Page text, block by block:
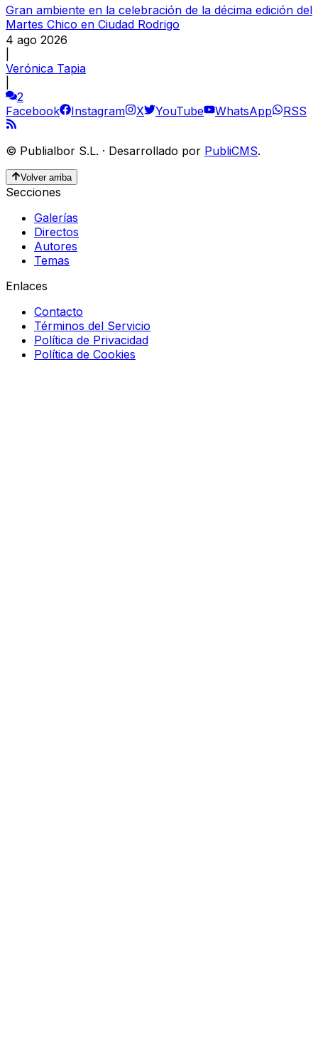
Gran ambiente en la celebración de la décima edición del
Martes Chico en Ciudad Rodrigo
4 ago 2026
Verónica Tapia
2
Facebook
Instagram X YouTube WhatsApp RSS
© Publialbor S.L. · Desarrollado por PubliCMS.
Volver arriba
Secciones
Galerías
Directos
Autores
Temas
Enlaces
Contacto
Términos del Servicio
Política de Privacidad
Política de Cookies